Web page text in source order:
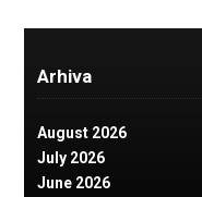
Arhiva
August 2026
July 2026
June 2026